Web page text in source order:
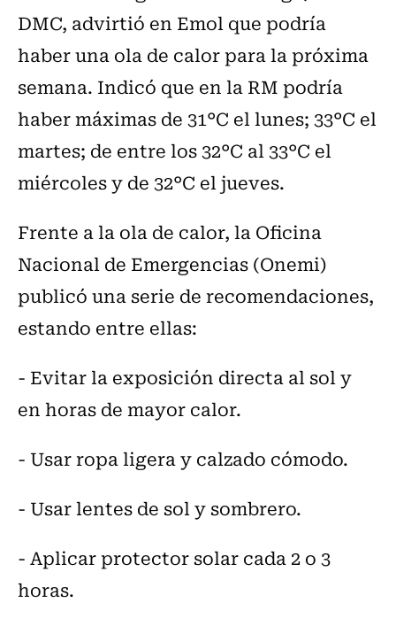
DMC, advirtió en Emol que podría
haber una ola de calor para la próxima
semana. Indicó que en la RM podría
haber máximas de 31°C el lunes; 33°C el
martes; de entre los 32°C al 33°C el
miércoles y de 32°C el jueves.
Frente a la ola de calor, la Oficina
Nacional de Emergencias (Onemi)
publicó una serie de recomendaciones,
estando entre ellas:
- Evitar la exposición directa al sol y
en horas de mayor calor.
- Usar ropa ligera y calzado cómodo.
- Usar lentes de sol y sombrero.
- Aplicar protector solar cada 2 o 3
horas.